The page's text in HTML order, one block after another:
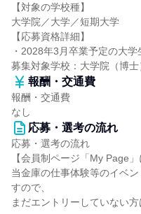
【対象の学校種】
大学院／大学／短期大学
【応募資格詳細】
・2028年3月卒業予定の大学
募集対象学校：大学院（博
報酬・交通費
報酬・交通費
なし
応募・選考の流れ
応募・選考の流れ
【会員制ページ「My Page」
当金庫の仕事体験等のイベ
すので、
まだエントリーしていない